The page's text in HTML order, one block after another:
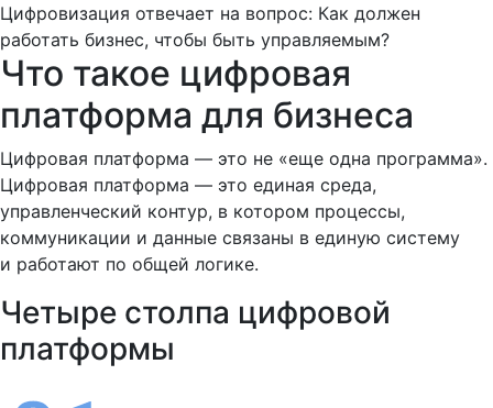
Цифровизация отвечает на вопрос: Как должен
работать бизнес, чтобы быть управляемым?
Что такое цифровая
платформа для бизнеса
Цифровая платформа — это не «еще одна программа».
Цифровая платформа — это единая среда,
управленческий контур, в котором процессы,
коммуникации и данные связаны в единую систему
и работают по общей логике.
Четыре столпа цифровой
платформы